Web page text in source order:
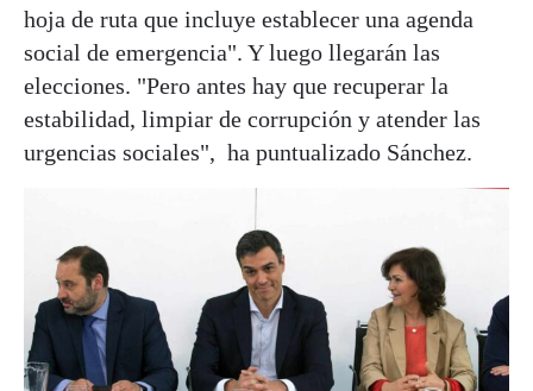
hoja de ruta que incluye establecer una agenda
social de emergencia". Y luego llegarán las
elecciones. "Pero antes hay que recuperar la
estabilidad, limpiar de corrupción y atender las
urgencias sociales", ha puntualizado Sánchez.